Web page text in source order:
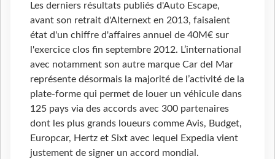
Les derniers résultats publiés d'Auto Escape,
avant son retrait d'Alternext en 2013, faisaient
état d'un chiffre d'affaires annuel de 40M€ sur
l'exercice clos fin septembre 2012. L’international
avec notamment son autre marque Car del Mar
représente désormais la majorité de l’activité de la
plate-forme qui permet de louer un véhicule dans
125 pays via des accords avec 300 partenaires
dont les plus grands loueurs comme Avis, Budget,
Europcar, Hertz et Sixt avec lequel Expedia vient
justement de signer un accord mondial.